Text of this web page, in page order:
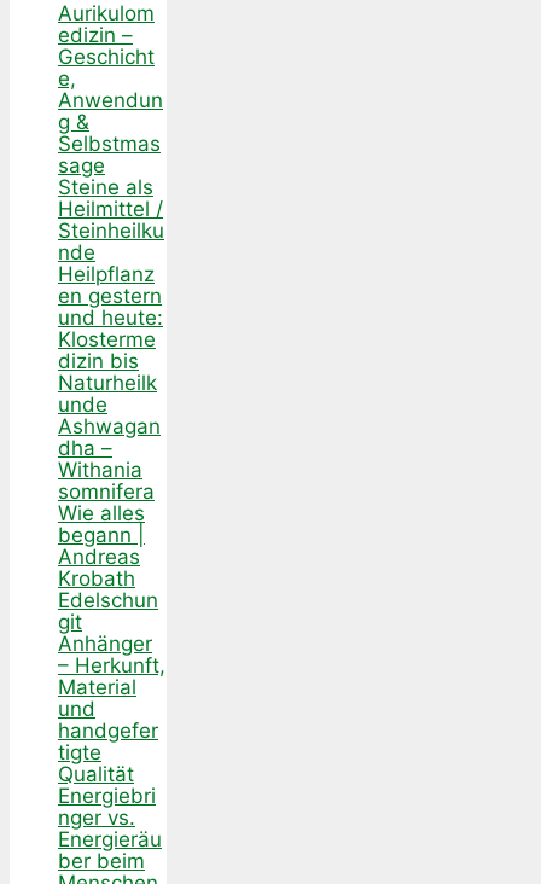
Aurikulom
edizin –
Geschicht
e,
Anwendun
g &
Selbstmas
sage
Steine als
Heilmittel /
Steinheilku
nde
Heilpflanz
en gestern
und heute:
Klosterme
dizin bis
Naturheilk
unde
Ashwagan
dha –
Withania
somnifera
Wie alles
begann |
Andreas
Krobath
Edelschun
git
Anhänger
– Herkunft,
Material
und
handgefer
tigte
Qualität
Energiebri
nger vs.
Energieräu
ber beim